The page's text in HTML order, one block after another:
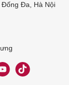
Đống Đa, Hà Nội